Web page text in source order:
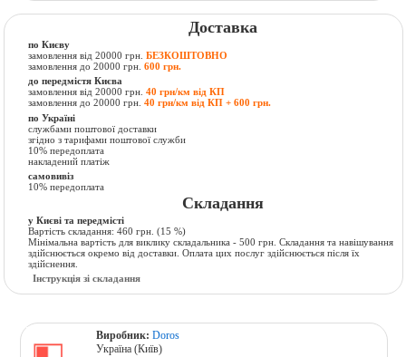
Доставка
по Києву
замовлення від 20000 грн.БЕЗКОШТОВНО
замовлення до 20000 грн.600 грн.
до передмістя Києва
замовлення від 20000 грн.40 грн/км від КП
замовлення до 20000 грн.40 грн/км від КП + 600 грн.
по Україні
службами поштової доставки
згідно з тарифами поштової служби
10% передоплата
накладений платіж
самовивіз
10% передоплата
Складання
у Києві та передмісті
Вартість складання:460 грн. (15 %)
Мінімальна вартість для виклику складальника - 500 грн. Складання та навішування
здійснюється окремо від доставки. Оплата цих послуг здійснюється після їх
здійснення.
Інструкція зі складання
Виробник:Doros
Україна (Київ)